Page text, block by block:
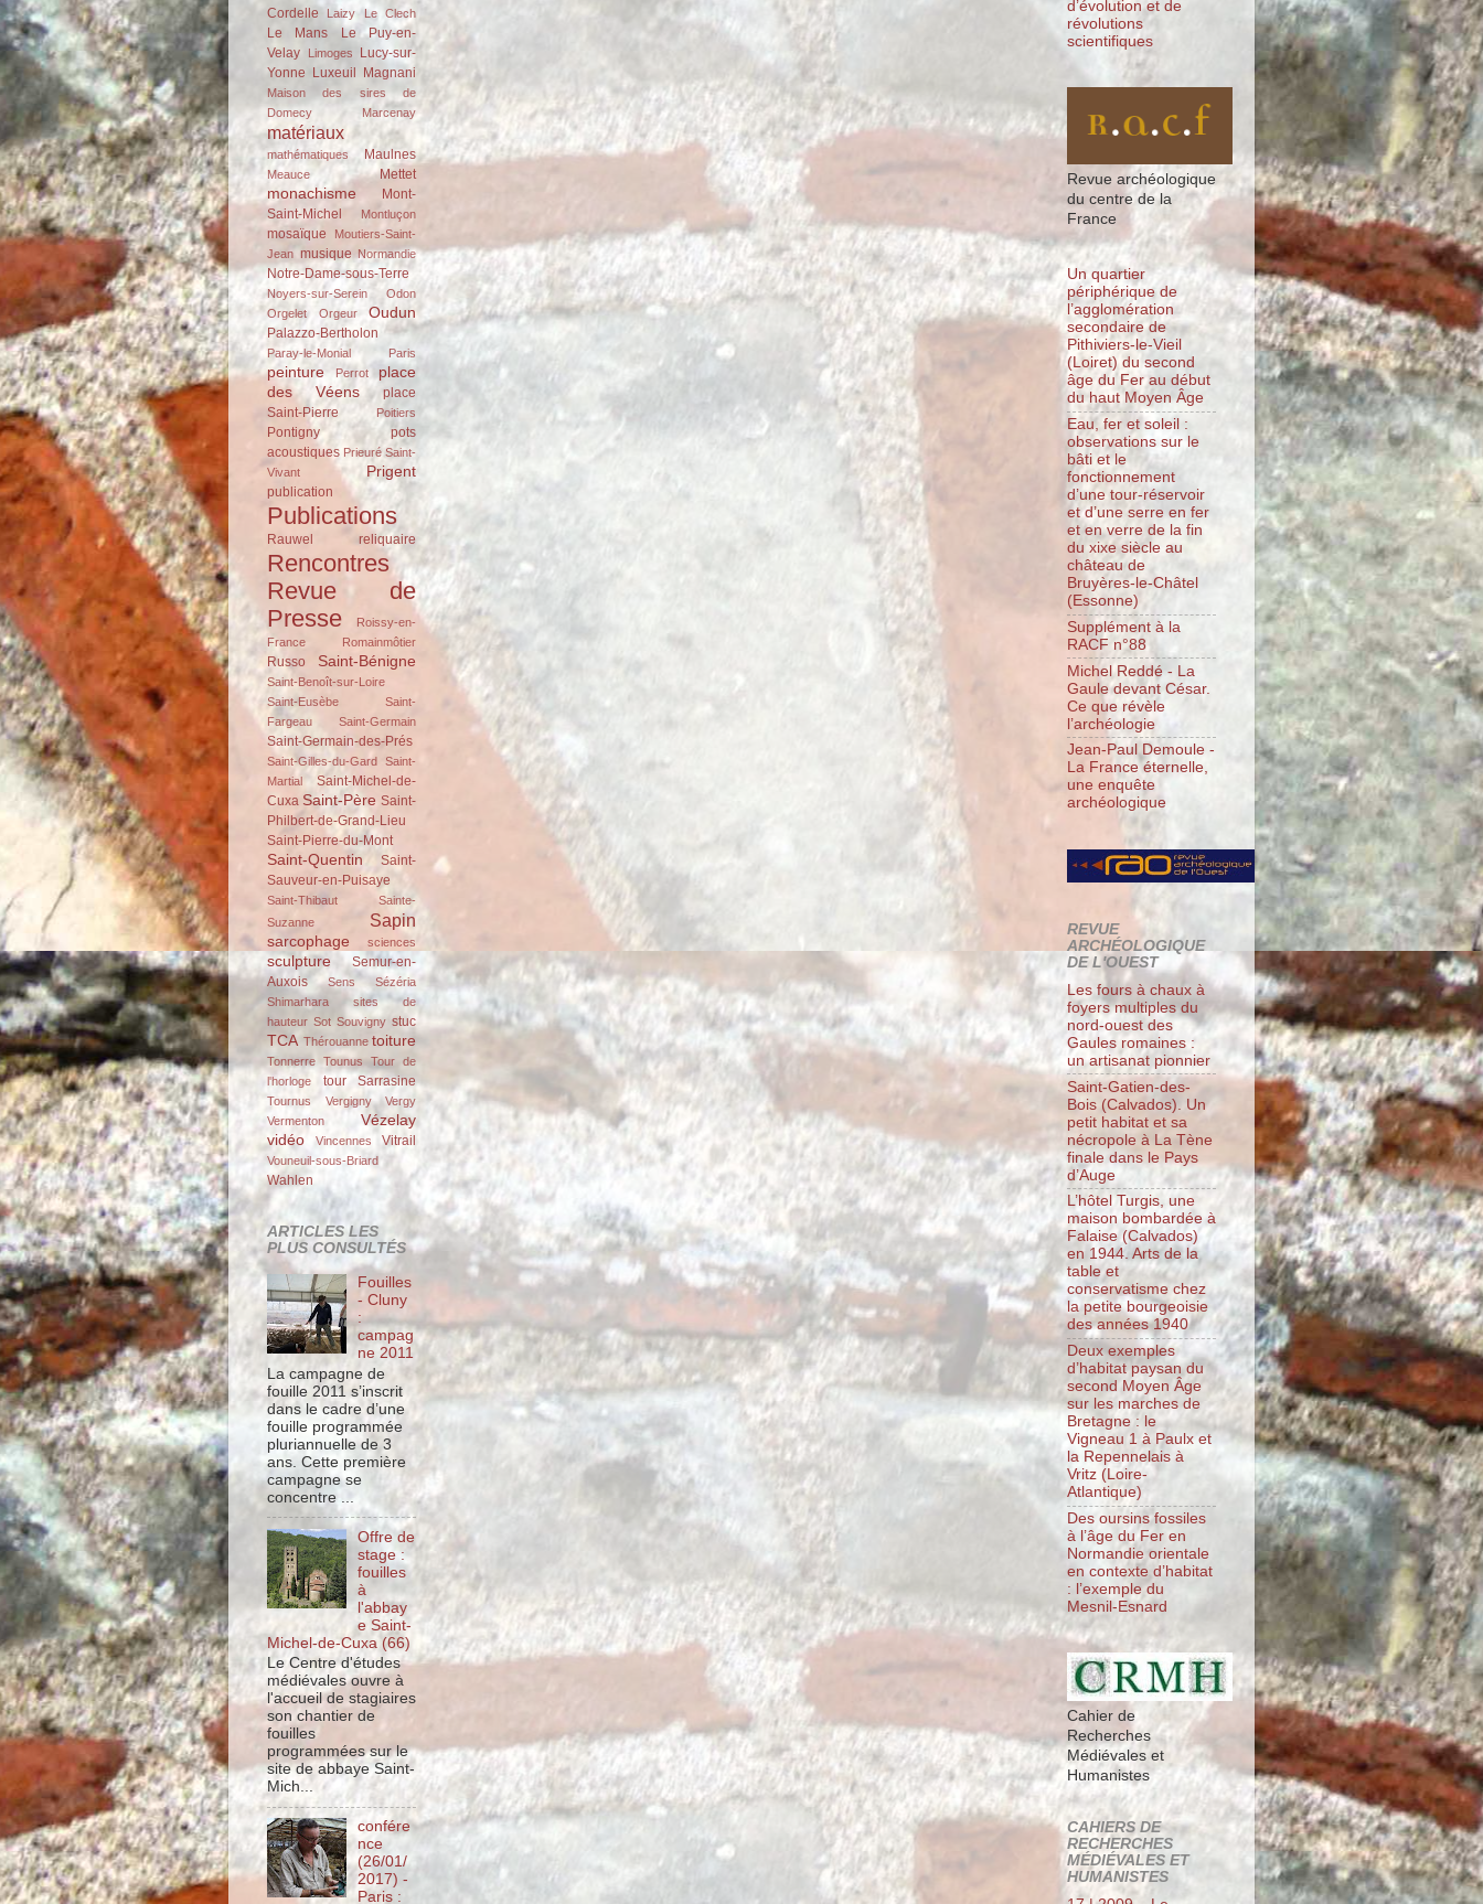
Cordelle
Laizy Le Clech
Le Mans
Le Puy-en-
Velay
Limoges
Lucy-sur-
Yonne Luxeuil Magnani
Maison des sires de
Domecy
Marcenay
matériaux
mathématiques Maulnes
Meauce Mettet
monachisme
Mont-
Saint-Michel
Montluçon
mosaïque
Moutiers-Saint-
Jean musique Normandie
Notre-Dame-sous-Terre
Noyers-sur-Serein
Odon
Orgelet
Orgeur Oudun
Palazzo-Bertholon
Paray-le-Monial Paris
peinture Perrot
place
des Véens
place
Saint-Pierre
Poitiers
Pontigny
pots
acoustiques Prieuré Saint-
Vivant
Prigent
publication
Publications
Rauwel reliquaire
Rencontres
Revue de
Presse
Roissy-en-
France
Romainmôtier
Russo Saint-Bénigne
Saint-Benoît-sur-Loire
Saint-Eusèbe
Saint-
Fargeau
Saint-Germain
Saint-Germain-des-Prés
Saint-Gilles-du-Gard Saint-
Martial
Saint-Michel-de-
Cuxa Saint-Père Saint-
Philbert-de-Grand-Lieu
Saint-Pierre-du-Mont
Saint-Quentin
Saint-
Sauveur-en-Puisaye
Saint-Thibaut
Sainte-
Suzanne
Sapin
sarcophage sciences
sculpture
Semur-en-
Auxois
Sens
Sézéria
Shimarhara
sites de
hauteur Sot Souvigny stuc
TCA Thérouanne toiture
Tonnerre Tounus Tour de
l'horloge
tour Sarrasine
Tournus Vergigny
Vergy
Vermenton
Vézelay
vidéo
Vincennes Vitrail
Vouneuil-sous-Briard
Wahlen
ARTICLES LES
PLUS CONSULTÉS
Fouilles
- Cluny
:
campag
ne 2011
La campagne de
fouille 2011 s’inscrit
dans le cadre d’une
fouille programmée
pluriannuelle de 3
ans. Cette première
campagne se
concentre ...
Offre de
stage :
fouilles
à
l'abbay
e Saint-
Michel-de-Cuxa (66)
Le Centre d'études
médiévales ouvre à
l'accueil de stagiaires
son chantier de
fouilles
programmées sur le
site de abbaye Saint-
Mich...
confére
nce
(26/01/
2017) -
Paris :
d’évolution et de
révolutions
scientifiques
Revue archéologique
du centre de la
France
Un quartier
périphérique de
l’agglomération
secondaire de
Pithiviers-le-Vieil
(Loiret) du second
âge du Fer au début
du haut Moyen Âge
Eau, fer et soleil :
observations sur le
bâti et le
fonctionnement
d’une tour-réservoir
et d’une serre en fer
et en verre de la fin
du xixe siècle au
château de
Bruyères-le-Châtel
(Essonne)
Supplément à la
RACF n°88
Michel Reddé - La
Gaule devant César.
Ce que révèle
l’archéologie
Jean-Paul Demoule -
La France éternelle,
une enquête
archéologique
REVUE
ARCHÉOLOGIQUE
DE L'OUEST
Les fours à chaux à
foyers multiples du
nord-ouest des
Gaules romaines :
un artisanat pionnier
Saint-Gatien-des-
Bois (Calvados). Un
petit habitat et sa
nécropole à La Tène
finale dans le Pays
d’Auge
L’hôtel Turgis, une
maison bombardée à
Falaise (Calvados)
en 1944. Arts de la
table et
conservatisme chez
la petite bourgeoisie
des années 1940
Deux exemples
d’habitat paysan du
second Moyen Âge
sur les marches de
Bretagne : le
Vigneau 1 à Paulx et
la Repennelais à
Vritz (Loire-
Atlantique)
Des oursins fossiles
à l’âge du Fer en
Normandie orientale
en contexte d’habitat
: l’exemple du
Mesnil-Esnard
Cahier de
Recherches
Médiévales et
Humanistes
CAHIERS DE
RECHERCHES
MÉDIÉVALES ET
HUMANISTES